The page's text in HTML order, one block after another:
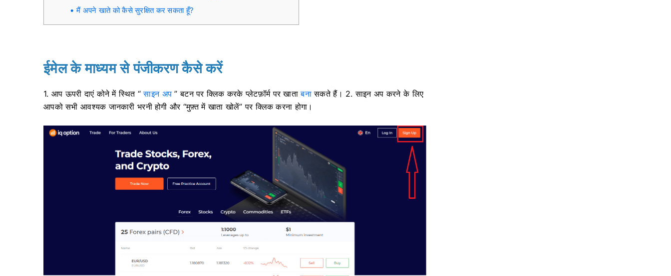
मैं अपने खाते को कैसे सुरक्षित कर सकता हूँ?
ईमेल के माध्यम से पंजीकरण कैसे करें
1. आपऊपरी दाएं कोने में स्थित “साइन अप ” बटन पर क्लिक करके प्लेटफ़ॉर्म पर खाताबनासकते हैं। 2. साइन अप करने के लिए
आपको सभी आवश्यक जानकारी भरनी होगी और “मुफ़्त में खाता खोलें” पर क्लिक करना होगा।